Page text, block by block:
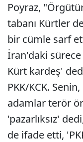
Poyraz,
tabanı Kürtler
bir cümle sarf
İran'daki sürece
Kürt kardeş'
PKK/KCK.
adamlar terör
'pazarlıksız'
de ifade etti,